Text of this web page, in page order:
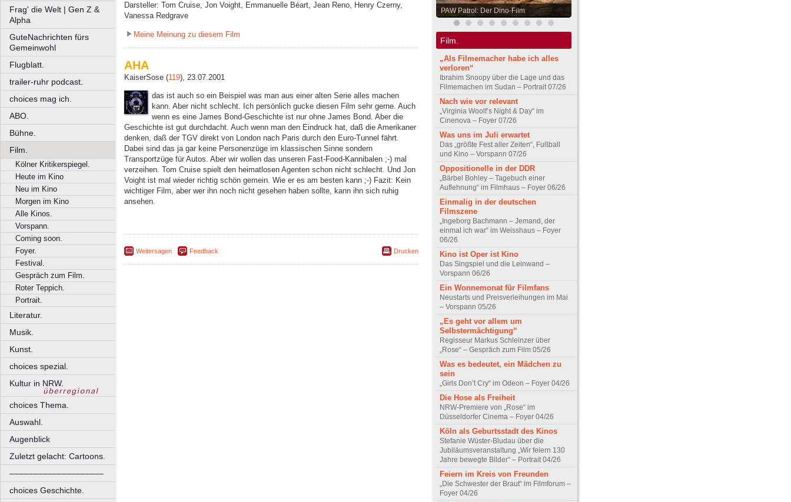
Frag' die Welt | Gen Z &
Alpha
GuteNachrichten fürs
Gemeinwohl
Flugblatt.
trailer-ruhr podcast.
choices mag ich.
ABO.
Bühne.
Film.
Kölner Kritikerspiegel.
Heute im Kino
Neu im Kino
Morgen im Kino
Alle Kinos.
Vorspann.
Coming soon.
Foyer.
Festival.
Gespräch zum Film.
Roter Teppich.
Portrait.
Literatur.
Musik.
Kunst.
choices spezial.
Kultur in NRW.
choices Thema.
Auswahl.
Augenblick
Zuletzt gelacht: Cartoons.
––––––––––––––––––––
choices Geschichte.
Darsteller: Tom Cruise, Jon Voight, Emmanuelle Béart, Jean Reno, Henry Czerny,
Vanessa Redgrave
Meine Meinung zu diesem Film
AHA
KaiserSose (119), 23.07.2001
das ist auch so ein Beispiel was man aus einer alten Serie alles machen
kann. Aber nicht schlecht. Ich persönlich gucke diesen Film sehr gerne. Auch
wenn es eine James Bond-Geschichte ist nur ohne James Bond. Aber die
Geschichte ist gut durchdacht. Auch wenn man den Eindruck hat, daß die Amerikaner
denken, daß der TGV direkt von London nach Paris durch den Euro-Tunnel fährt.
Dabei sind das ja gar keine Personenzüge im klassischen Sinne sondern
Transportzüge für Autos. Aber wir wollen das unseren Fast-Food-Kannibalen ;-) mal
verzeihen. Tom Cruise spielt den heimatlosen Agenten schon nicht schlecht. Und Jon
Voight ist mal wieder richtig schön gemein. Wie er es am besten kann ;-) Fazit: Kein
wichtiger Film, aber wer ihn noch nicht gesehen haben sollte, kann ihn sich ruhig
ansehen.
Weitersagen Feedback Drucken
PAW Patrol: Der Dino-Film
Film.
„Als Filmemacher habe ich alles
verloren“
Ibrahim Snoopy über die Lage und das
Filmemachen im Sudan – Portrait 07/26
Nach wie vor relevant
„Virginia Woolf’s Night & Day“ im
Cinenova – Foyer 07/26
Was uns im Juli erwartet
Das „größte Fest aller Zeiten“, Fußball
und Kino – Vorspann 07/26
Oppositionelle in der DDR
„Bärbel Bohley – Tagebuch einer
Auflehnung“ im Filmhaus – Foyer 06/26
Einmalig in der deutschen
Filmszene
„Ingeborg Bachmann – Jemand, der
einmal ich war“ im Weisshaus – Foyer
06/26
Kino ist Oper ist Kino
Das Singspiel und die Leinwand –
Vorspann 06/26
Ein Wonnemonat für Filmfans
Neustarts und Preisverleihungen im Mai
– Vorspann 05/26
„Es geht vor allem um
Selbstermächtigung“
Regisseur Markus Schleinzer über
„Rose“ – Gespräch zum Film 05/26
Was es bedeutet, ein Mädchen zu
sein
„Girls Don’t Cry“ im Odeon – Foyer 04/26
Die Hose als Freiheit
NRW-Premiere von „Rose“ im
Düsseldorfer Cinema – Foyer 04/26
Köln als Geburtsstadt des Kinos
Stefanie Wüster-Bludau über die
Jubiläumsveranstaltung „Wir feiern 130
Jahre bewegte Bilder“ – Portrait 04/26
Feiern im Kreis von Freunden
„Die Schwester der Braut“ im Filmforum –
Foyer 04/26